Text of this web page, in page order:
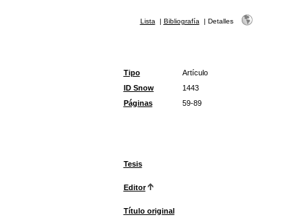
Lista | Bibliografía | Detalles
Tipo
Artículo
ID Snow
1443
Páginas
59-89
Tesis
Editor
Título original